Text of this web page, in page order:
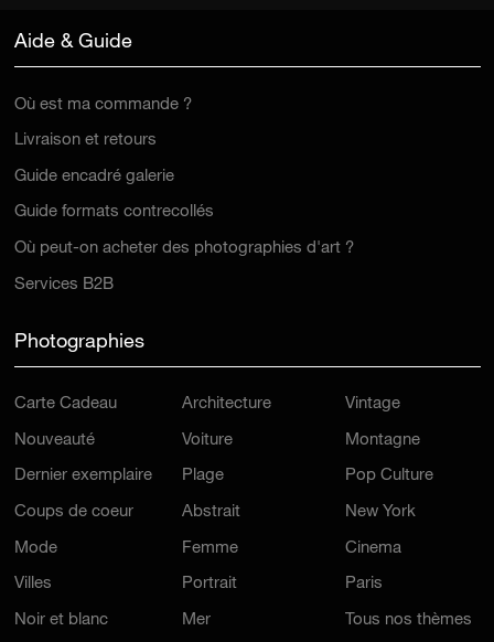
Aide & Guide
Où est ma commande ?
Livraison et retours
Guide encadré galerie
Guide formats contrecollés
Où peut-on acheter des photographies d'art ?
Services B2B
Photographies
Carte Cadeau
Nouveauté
Dernier exemplaire
Coups de coeur
Mode
Villes
Noir et blanc
Architecture
Voiture
Plage
Abstrait
Femme
Portrait
Mer
Vintage
Montagne
Pop Culture
New York
Cinema
Paris
Tous nos thèmes